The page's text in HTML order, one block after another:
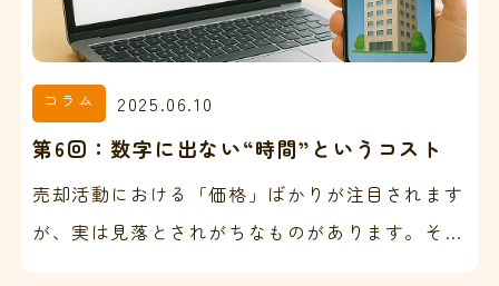
コラム 2025.06.10
第6回：数字に出ない“時間”というコスト
売却活動における「価格」ばかりが注目されます
が、実は見落とされがちなものがあります。それ